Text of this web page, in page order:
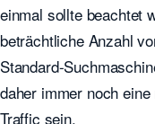
einmal sollte beachtet
beträchtliche Anzahl
Standard-
daher immer noch
Traffic sein.